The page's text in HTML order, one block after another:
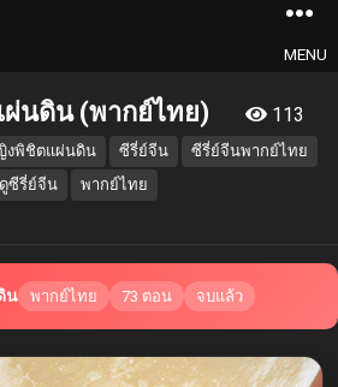
MENU
นดิน (พากย์ไทย) 113
งพิชิตแผ่นดิน ซีรี่ย์จีน
ซีรี่ย์จีนพากย์ไทย
ดูซีรี่ย์จีน พากย์ไทย
น พากย์ไทย 73 ตอน จบแล้ว